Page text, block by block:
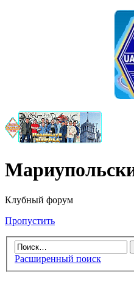
Клубный форум
Пропустить
Расширенный поиск